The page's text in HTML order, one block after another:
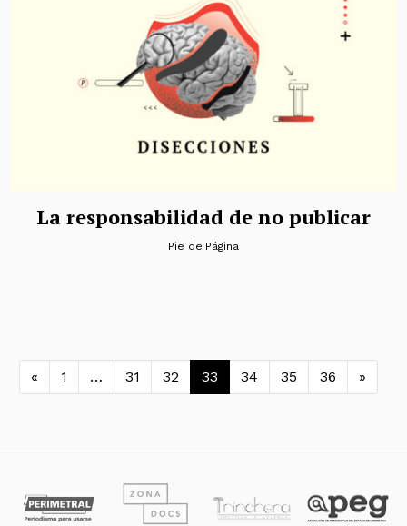
La responsabilidad de no publicar
Pie de Página
Navegación de entradas
« 1 … 31 32 33 34 35 36 »